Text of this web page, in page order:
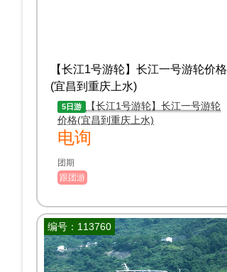
【长江1号游轮】长江一号游轮价格
(宜昌到重庆上水)
5日游
【长江1号游轮】长江一号游轮
价格(宜昌到重庆上水)
电询
团期
跟团游
编号：113760